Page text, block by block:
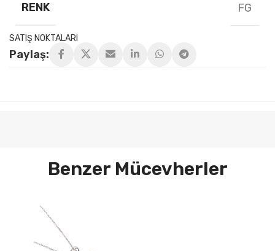
RENK FG
SATIŞ NOKTALARI
Paylaş:
Benzer Mücevherler